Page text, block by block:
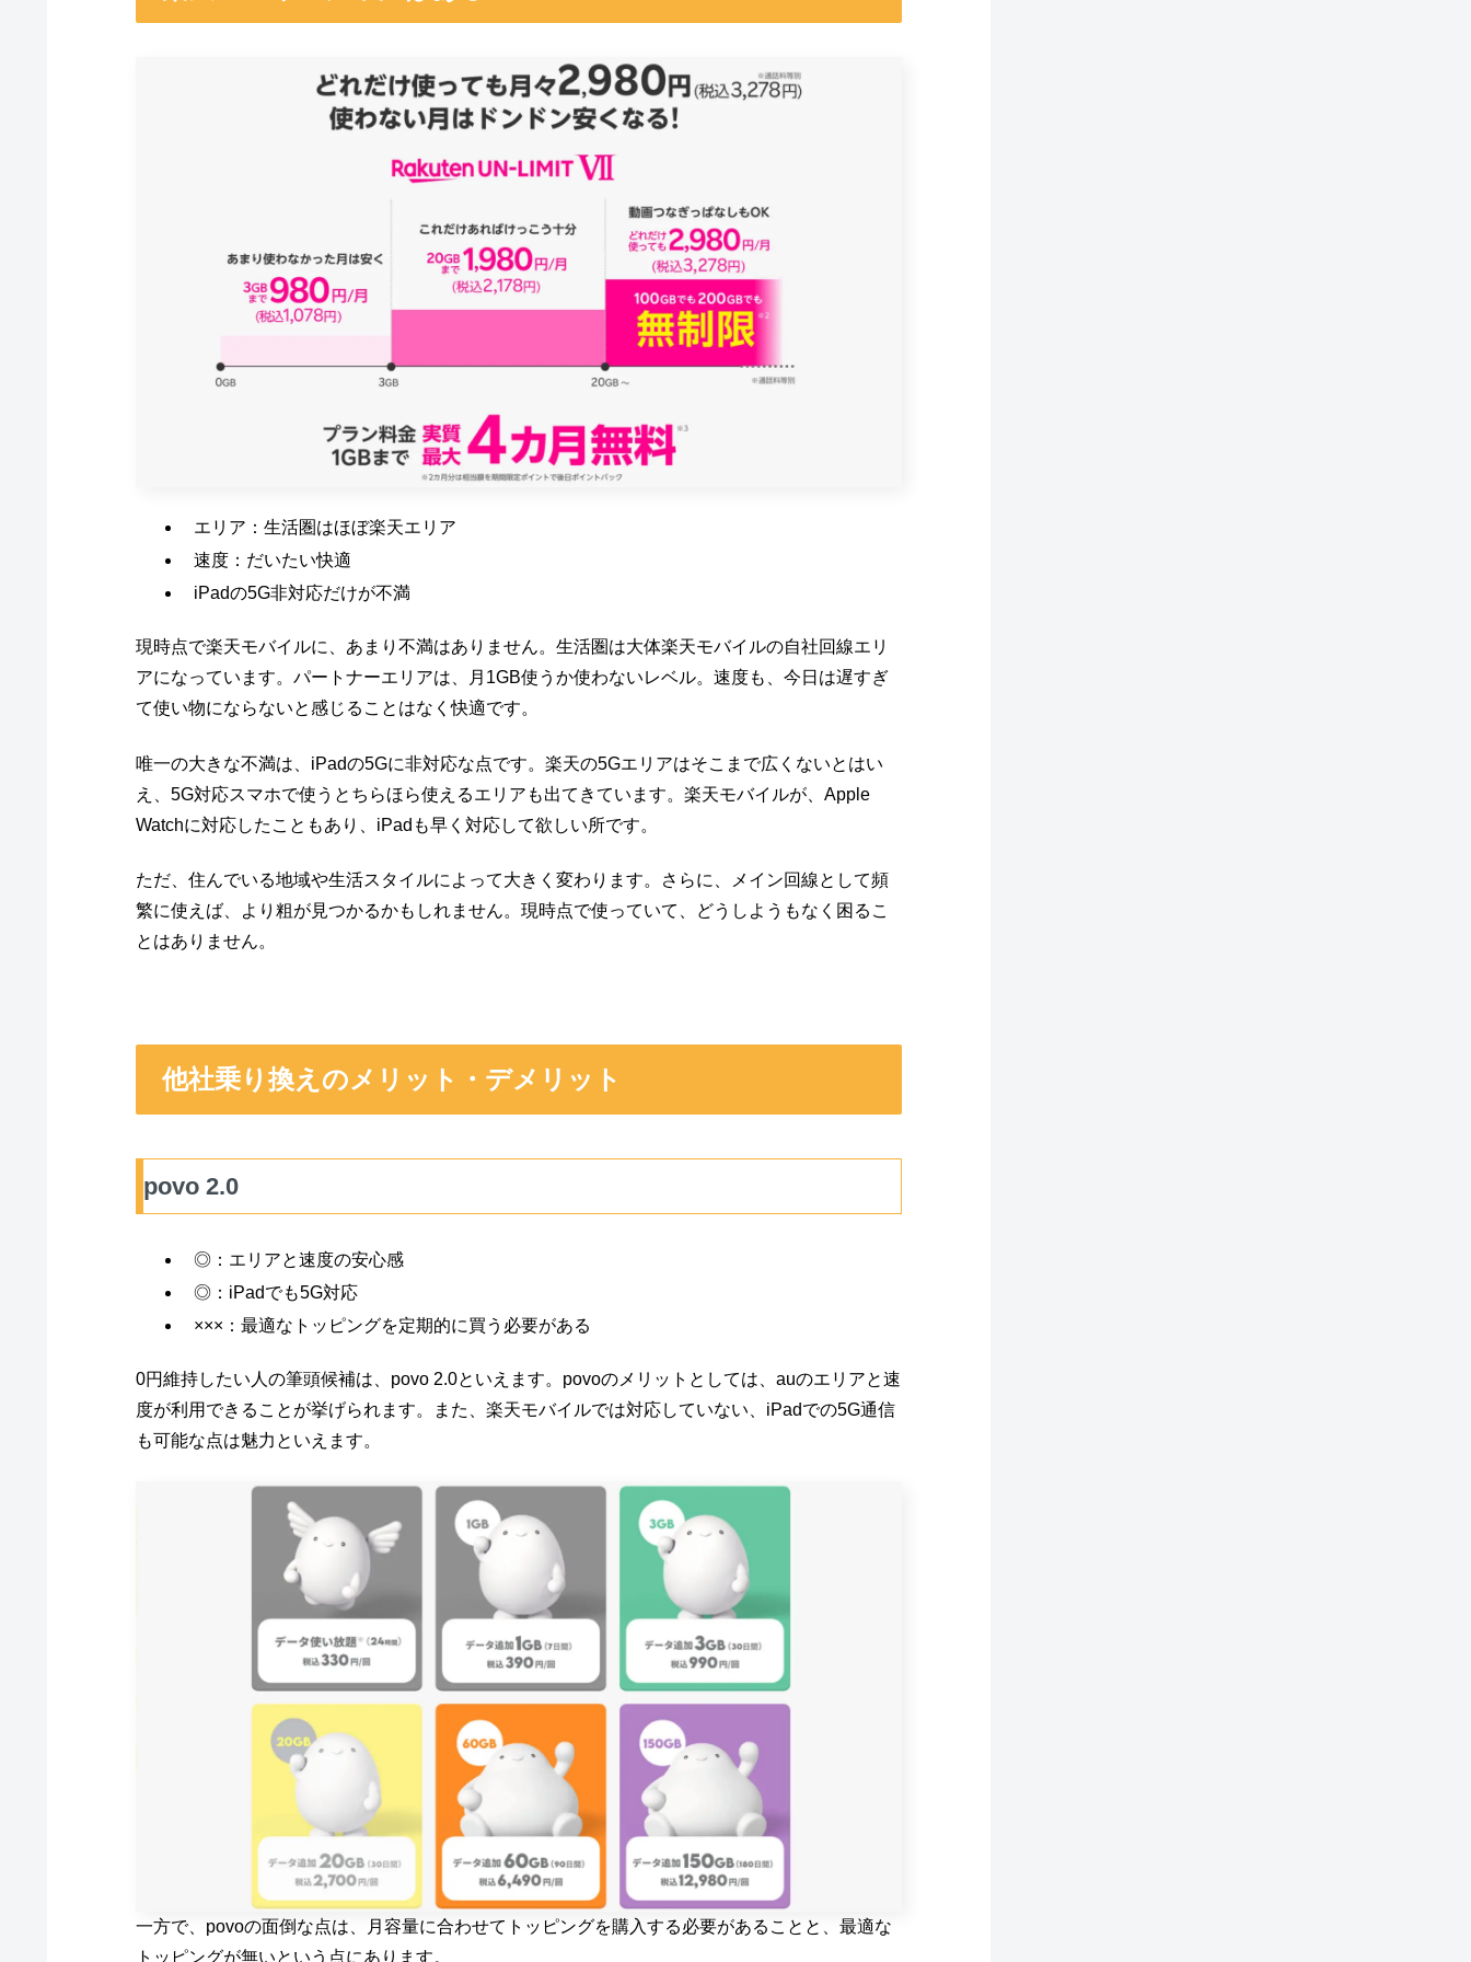
エリア：生活圏はほぼ楽天エリア
速度：だいたい快適
iPadの5G非対応だけが不満
現時点で楽天モバイルに、あまり不満はありません。生活圏は大体楽天モバイルの自社回線エリ
アになっています。パートナーエリアは、月1GB使うか使わないレベル。速度も、今日は遅すぎ
て使い物にならないと感じることはなく快適です。
唯一の大きな不満は、iPadの5Gに非対応な点です。楽天の5Gエリアはそこまで広くないとはい
え、5G対応スマホで使うとちらほら使えるエリアも出てきています。楽天モバイルが、Apple
Watchに対応したこともあり、iPadも早く対応して欲しい所です。
ただ、住んでいる地域や生活スタイルによって大きく変わります。さらに、メイン回線として頻
繁に使えば、より粗が見つかるかもしれません。現時点で使っていて、どうしようもなく困るこ
とはありません。
他社乗り換えのメリット・デメリット
povo 2.0
◎：エリアと速度の安心感
◎：iPadでも5G対応
×××：最適なトッピングを定期的に買う必要がある
0円維持したい人の筆頭候補は、povo 2.0といえます。povoのメリットとしては、auのエリアと速
度が利用できることが挙げられます。また、楽天モバイルでは対応していない、iPadでの5G通信
も可能な点は魅力といえます。
一方で、povoの面倒な点は、月容量に合わせてトッピングを購入する必要があることと、最適な
トッピングが無いという点にあります。